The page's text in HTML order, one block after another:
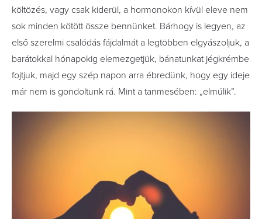
költözés, vagy csak kiderül, a hormonokon kívül eleve nem
sok minden kötött össze bennünket. Bárhogy is legyen, az
első szerelmi csalódás fájdalmát a legtöbben elgyászoljuk, a
barátokkal hónapokig elemezgetjük, bánatunkat jégkrémbe
fojtjuk, majd egy szép napon arra ébredünk, hogy egy ideje
már nem is gondoltunk rá. Mint a tanmesében: „elmúlik”.